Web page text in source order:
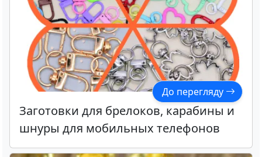
До перегляду
Заготовки для брелоков, карабины и
шнуры для мобильных телефонов